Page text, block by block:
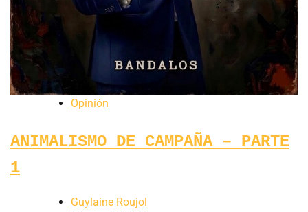
Opinión
ANIMALISMO DE CAMPAÑA – PARTE
1
Guylaine Roujol